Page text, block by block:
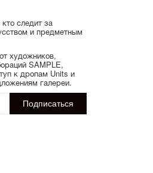
следит за
и предметным
художников,
SAMPLE,
к дропам Units и
галереи.